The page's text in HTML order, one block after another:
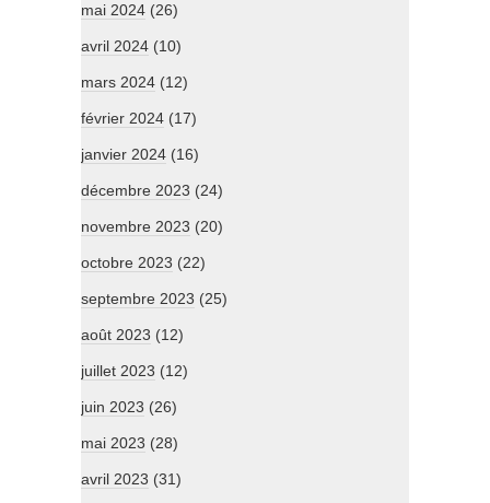
mai 2024 (26)
avril 2024 (10)
mars 2024 (12)
février 2024 (17)
janvier 2024 (16)
décembre 2023 (24)
novembre 2023 (20)
octobre 2023 (22)
septembre 2023 (25)
août 2023 (12)
juillet 2023 (12)
juin 2023 (26)
mai 2023 (28)
avril 2023 (31)